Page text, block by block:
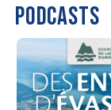
PODCASTS